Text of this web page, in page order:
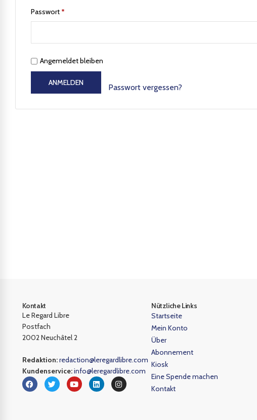
Passwort *
Angemeldet bleiben
ANMELDEN Passwort vergessen?
Kontakt
Le Regard Libre
Postfach
2002 Neuchâtel 2
Redaktion:redaction@leregardlibre.com
Kundenservice:info@leregardlibre.com
Nützliche Links
Startseite
Mein Konto
Über
Abonnement
Kiosk
Eine Spende machen
Kontakt